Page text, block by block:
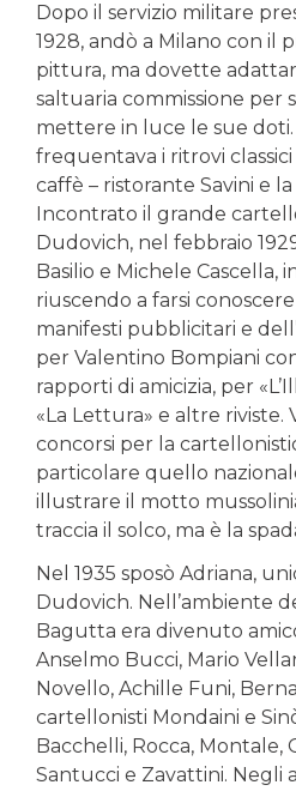
Dopo il servizio militare
1928, andò a Milano con il
pittura, ma dovette
saltuaria commissione per
mettere in luce le sue
frequentava i ritrovi
caffè – ristorante Savini e
Incontrato il grande
Dudovich, nel febbraio
Basilio e Michele Cascella,
riuscendo a farsi
manifesti pubblicitari e
per Valentino Bompiani
rapporti di amicizia, per
«La Lettura» e altre riviste.
concorsi per la
particolare quello
illustrare il motto
traccia il solco, ma è la
Nel 1935 sposò Adriana,
Dudovich. Nell’ambiente
Bagutta era divenuto
Anselmo Bucci, Mario
Novello, Achille Funi,
cartellonisti Mondaini e
Bacchelli, Rocca, Montale,
Santucci e Zavattini. Negli